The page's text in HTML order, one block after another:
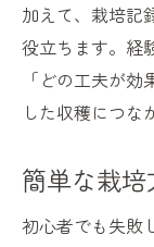
加えて、栽培記
役立ちます。経
「どの工夫が
した収穫につな
簡単な栽
初心者でも失敗